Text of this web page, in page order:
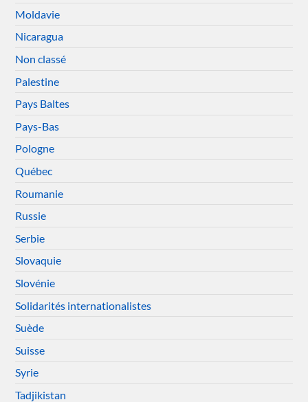
Moldavie
Nicaragua
Non classé
Palestine
Pays Baltes
Pays-Bas
Pologne
Québec
Roumanie
Russie
Serbie
Slovaquie
Slovénie
Solidarités internationalistes
Suède
Suisse
Syrie
Tadjikistan